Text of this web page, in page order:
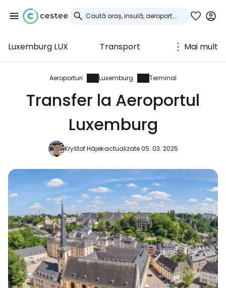
Luxemburg LUX Transport Mai mult
Aeroporturi Luxemburg Terminal
Transfer la Aeroportul
Luxemburg
Kryštof Hájekactualizate 05. 03. 2025
Conectați-vă la
Cestee
... comunitatea mondială a călătorilor
Continuați cu Google
Continuați cu Facebook
Continuați cu e-mailul